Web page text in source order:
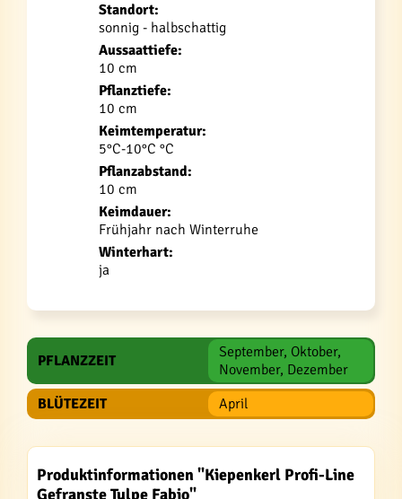
Standort:
sonnig - halbschattig
Aussaattiefe:
10 cm
Pflanztiefe:
10 cm
Keimtemperatur:
5°C-10°C °C
Pflanzabstand:
10 cm
Keimdauer:
Frühjahr nach Winterruhe
Winterhart:
ja
PFLANZZEIT
September, Oktober,
November, Dezember
BLÜTEZEIT
April
Produktinformationen "Kiepenkerl Profi-Line
Gefranste Tulpe Fabio"